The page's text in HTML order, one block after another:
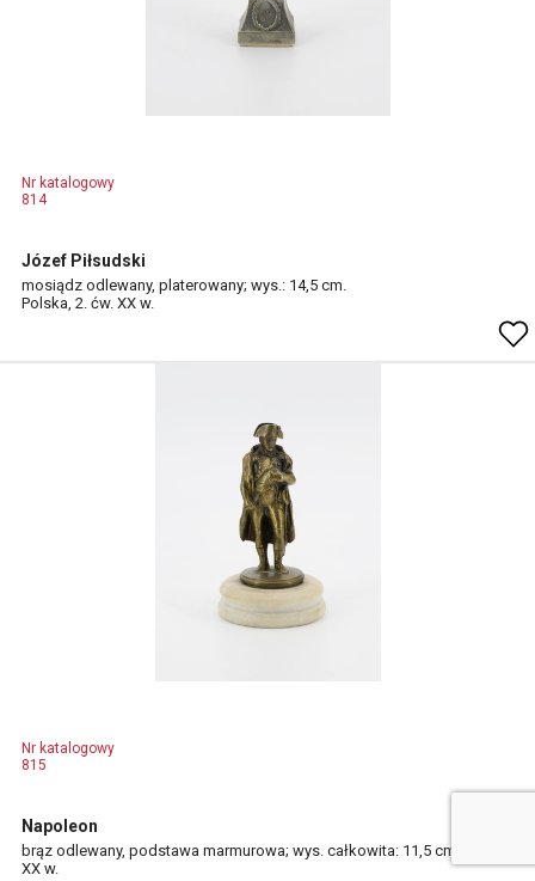
Nr katalogowy
814
Józef Piłsudski
mosiądz odlewany, platerowany; wys.: 14,5 cm.
Polska, 2. ćw. XX w.
Nr katalogowy
815
Napoleon
brąz odlewany, podstawa marmurowa; wys. całkowita: 11,5 cm.
XX w.